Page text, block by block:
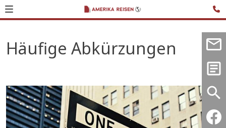
Häufige Abkürzungen